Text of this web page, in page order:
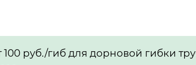
100 руб./гиб для дорновой гибки